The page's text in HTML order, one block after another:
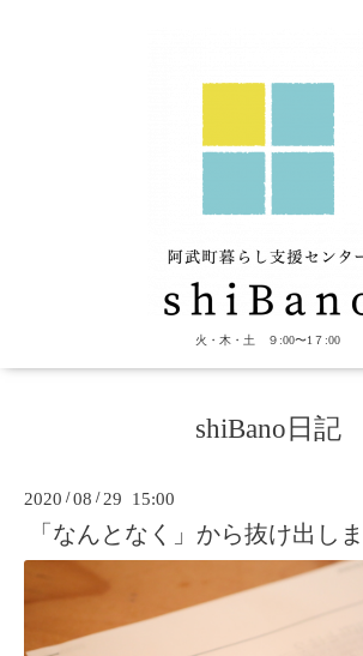
火・木・土 ９:00〜1７:00
shiBano日記
2020 /08 / 29 15:00
「なんとなく」から抜け出し